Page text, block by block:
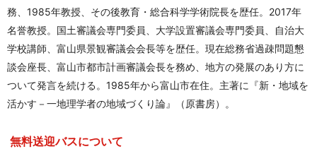
務、1985年教授、その後教育・総合科学学術院長を歴任。2017年
名誉教授。国土審議会専門委員、大学設置審議会専門委員、自治大
学校講師、富山県景観審議会会長等を歴任。現在総務省過疎問題懇
談会座長、富山市都市計画審議会長を務め、地方の発展のあり方に
ついて発言を続ける。1985年から富山市在住。主著に『新・地域を
活かす－一地理学者の地域づくり論』（原書房）。
無料送迎バスについて